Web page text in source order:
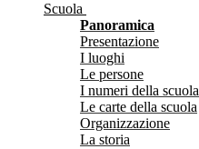
Scuola
Panoramica
Presentazione
I luoghi
Le persone
I numeri della scuola
Le carte della scuola
Organizzazione
La storia